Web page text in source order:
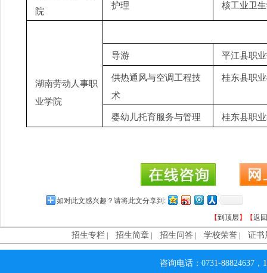
院
护理 核工业卫
湖南劳动人事职
业学院
导游 平江县职
供热通风与空调工程技
术
桂东县职
婴幼儿托育服务与管理 桂东县职
如对此文感兴趣？请将此文分享到:
【到顶层】【返
招生专栏 招生简章 招生问答 学校荣誉 证书
咨询电话：0731-88824637